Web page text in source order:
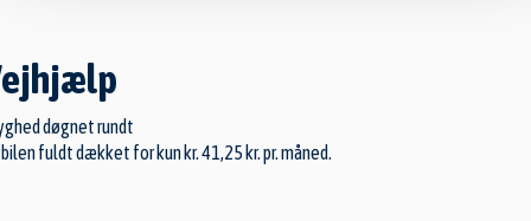
døgnet rundt
bilen fuldt dækket for kun kr. 41,25 kr. pr. måned.